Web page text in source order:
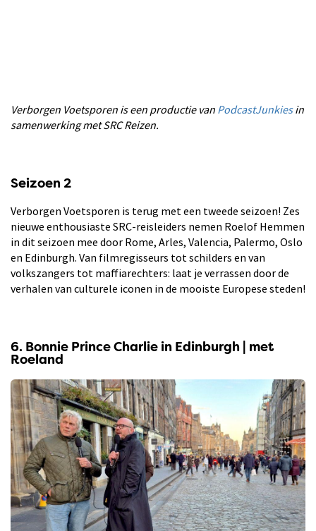
Verborgen Voetsporen is een productie van PodcastJunkiesin
samenwerking met SRC Reizen.
Seizoen 2
Verborgen Voetsporen is terug met een tweede seizoen! Zes
nieuwe enthousiaste SRC-reisleiders nemen Roelof Hemmen
in dit seizoen mee door Rome, Arles, Valencia, Palermo, Oslo
en Edinburgh. Van filmregisseurs tot schilders en van
volkszangers tot maffiarechters: laat je verrassen door de
verhalen van culturele iconen in de mooiste Europese steden!
6. Bonnie Prince Charlie in Edinburgh | met
Roeland